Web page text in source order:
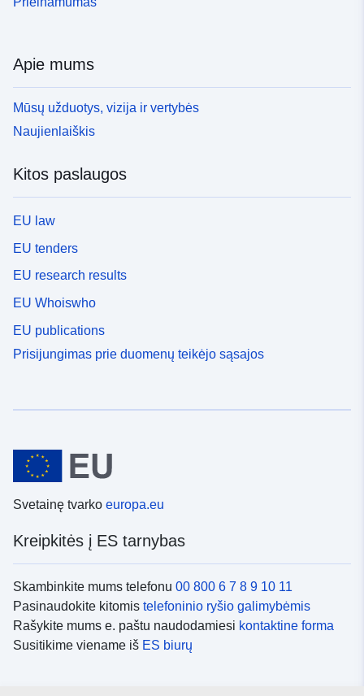
Apie mums
Mūsų užduotys, vizija ir vertybės
Naujienlaiškis
Kitos paslaugos
EU law
EU tenders
EU research results
EU Whoiswho
EU publications
Prisijungimas prie duomenų teikėjo sąsajos
Svetainę tvarko europa.eu
Kreipkitės į ES tarnybas
Skambinkite mums telefonu 00 800 6 7 8 9 10 11
Pasinaudokite kitomis telefoninio ryšio galimybėmis
Rašykite mums e. paštu naudodamiesi kontaktine forma
Susitikime viename iš ES biurų